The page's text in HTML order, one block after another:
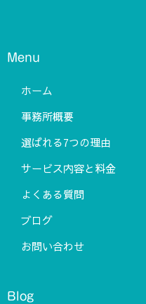
Menu
ホーム
事務所概要
選ばれる7つの理由
サービス内容と料金
よくある質問
ブログ
お問い合わせ
Blog